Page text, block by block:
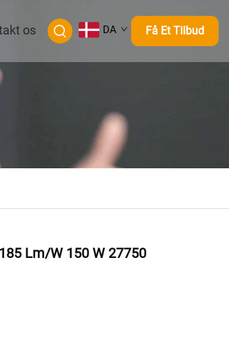
os DA Få Et Tilbud
Lm/W 150 W 27750